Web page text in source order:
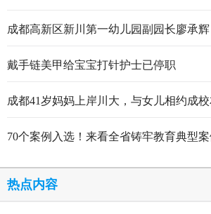
成都高新区新川第一幼儿园副园长廖承
戴手链美甲给宝宝打针护士已停职
成都41岁妈妈上岸川大，与女儿相约成
70个案例入选！来看全省铸牢教育典型
热点内容